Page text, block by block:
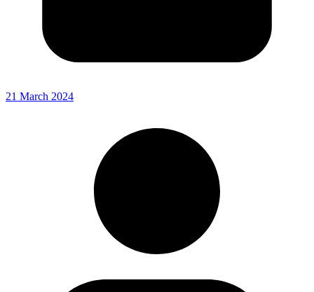
21 March 2024